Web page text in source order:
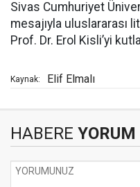
Sivas Cumhuriyet
mesajıyla uluslararası
Prof. Dr. Erol Kisli’yi
Kaynak: Elif Elmalı
HABERE